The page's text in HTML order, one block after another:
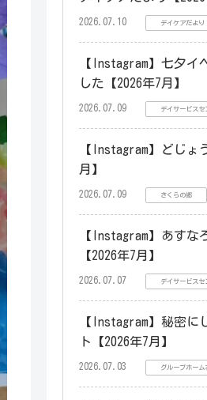
2026.07.10 デイケアだより
【Instagram】七夕イ
した【2026年7月】
2026.07.09 デイサービスセ
【Instagram】どじょ
月】
2026.07.09 さくらの郷
【Instagram】あすな
【2026年7月】
2026.07.07 デイサービスセ
【Instagram】秘密に
ト【2026年7月】
2026.07.03 グループホーム